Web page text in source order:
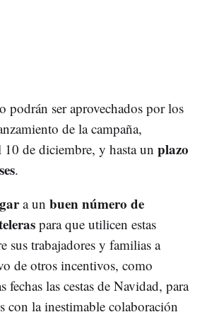
podrán ser aprovechados por los
de la campaña,
de diciembre, y hasta un plazo
.
a un buen número de
para que utilicen estas
sus trabajadores y familias a
de otros incentivos, como
fechas las cestas de Navidad, para
con la inestimable colaboración